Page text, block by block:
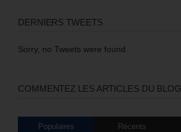
DERNIERS TWEETS
Sorry, no Tweets were found.
COMMENTEZ LES ARTICLES DU BLOG
Populaires Récents